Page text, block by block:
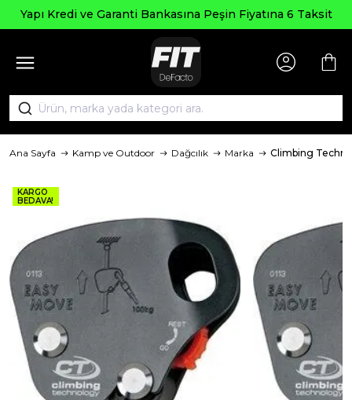
Kredi ve Garanti Bankasına Peşin Fiyatına 6 Taksit
Ana Sayfa Kamp ve Outdoor Dağcılık Marka Climbing
KARGO
BEDAVA!